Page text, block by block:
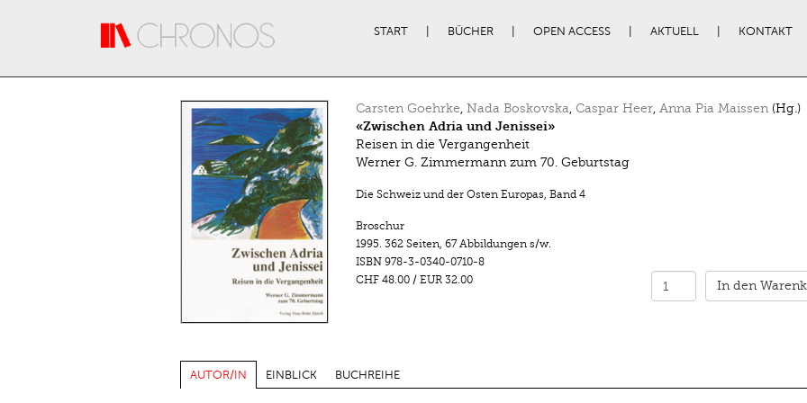
START BÜCHER OPEN ACCESS AKTUELL KONTAKT
Carsten Goehrke, Nada Boskovska, Caspar Heer, Anna Pia Maissen(Hg.)
«Zwischen Adria und Jenissei»
Reisen in die Vergangenheit
Werner G. Zimmermann zum 70. Geburtstag
Die Schweiz und der Osten Europas, Band 4
Broschur
1995. 362 Seiten, 67 Abbildungen s/w.
ISBN 978-3-0340-0710-8
CHF 48.00/ EUR 32.00 In den
AUTOR/IN EINBLICK BUCHREIHE